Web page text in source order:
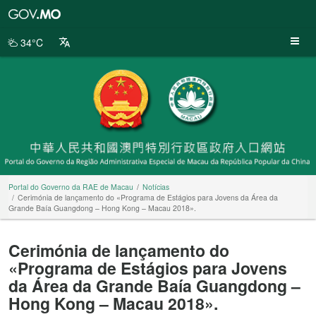
da
34°C
Portal do Governo da RAE de Macau
Notícias
Cerimónia de lançamento do «Programa de Estágios para Jovens da Área da
Grande Baía Guangdong – Hong Kong – Macau 2018».
Cerimónia de lançamento do
«Programa de Estágios para Jovens
da Área da Grande Baía Guangdong –
Hong Kong – Macau 2018».